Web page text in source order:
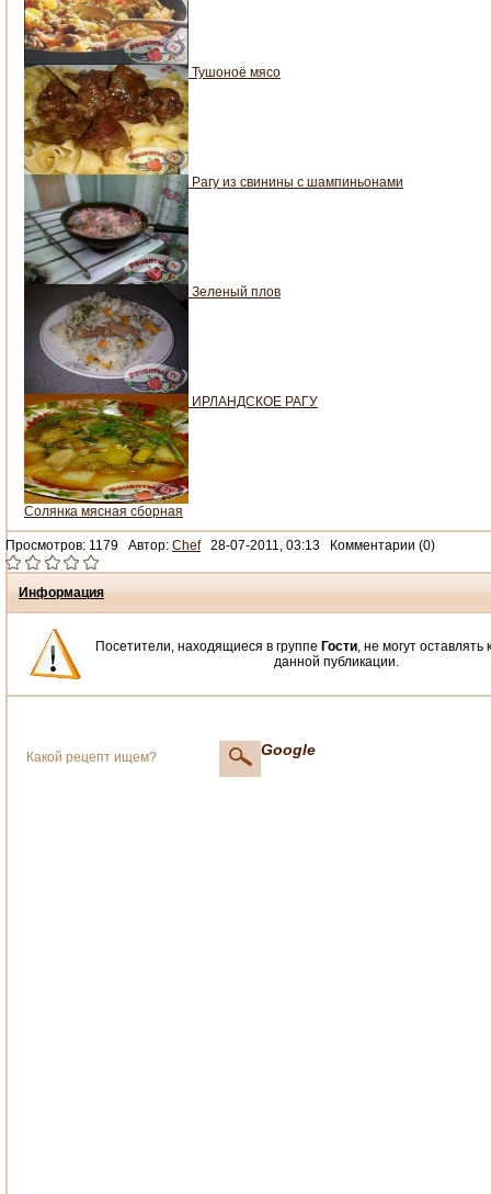
Тушоноё мясо
Рагу из свинины с шампиньонами
Зеленый плов
ИРЛАНДСКОЕ РАГУ
Солянка мясная сборная
Просмотров: 1179 Автор: Chef28-07-2011, 03:13 Комментарии (0)
Информация
Посетители, находящиеся в группе Гости, не могут оставлять
данной публикации.
Google